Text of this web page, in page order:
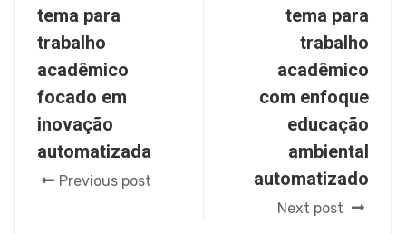
tema para
trabalho
acadêmico
focado em
inovação
automatizada
Previous post
tema para
trabalho
acadêmico
com enfoque
educação
ambiental
automatizado
Next post